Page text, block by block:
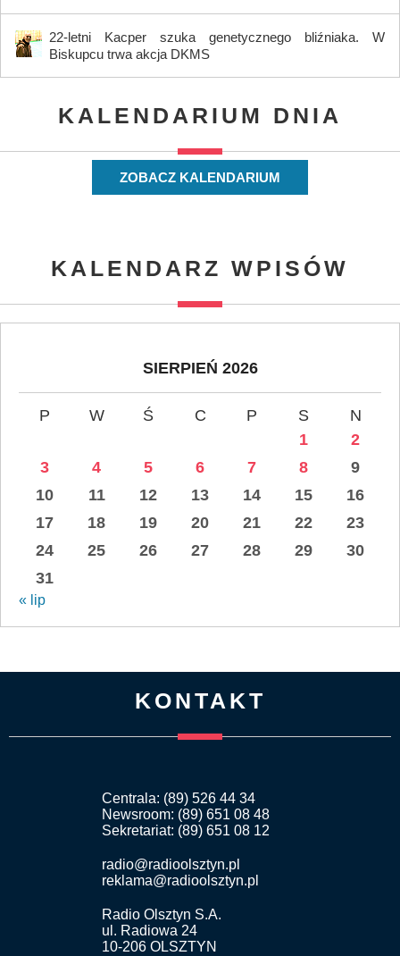
22-letni Kacper szuka genetycznego bliźniaka. W
Biskupcu trwa akcja DKMS
KALENDARIUM DNIA
ZOBACZ KALENDARIUM
KALENDARZ WPISÓW
SIERPIEŃ 2026
P W Ś C P S
N
1
2
3
4 5 6 7 8
9
10
11 12 13 14 15
16
17
18 19 20 21 22
23
24
25 26 27 28 29
30
31
« lip
KONTAKT
Centrala: (89) 526 44 34
Newsroom: (89) 651 08 48
Sekretariat: (89) 651 08 12
radio@radioolsztyn.pl
reklama@radioolsztyn.pl
Radio Olsztyn S.A.
ul. Radiowa 24
10-206 OLSZTYN